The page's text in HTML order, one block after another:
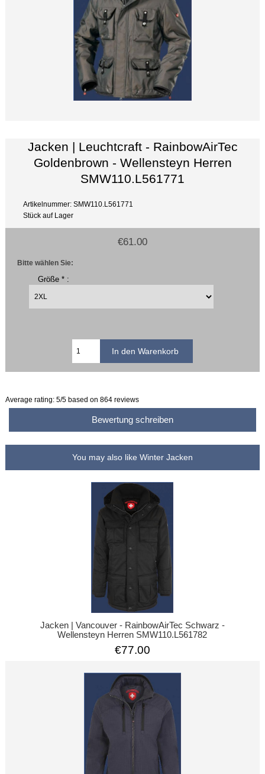
Jacken | Leuchtcraft - RainbowAirTec
Goldenbrown - Wellensteyn Herren
SMW110.L561771
Artikelnummer: SMW110.L561771
Stück auf Lager
€61.00
Bitte wählen Sie:
Größe * :
Average rating:5/5 based on864 reviews
Bewertung schreiben
You may also like Winter Jacken
Jacken | Vancouver - RainbowAirTec Schwarz -
Wellensteyn Herren SMW110.L561782
€77.00